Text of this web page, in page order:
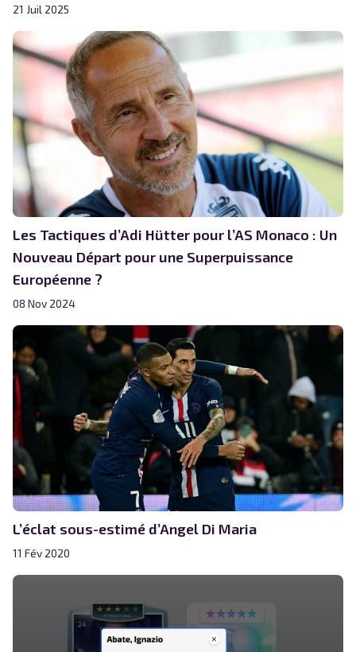
21 Juil 2025
Les Tactiques d’Adi Hütter pour l’AS Monaco : Un
Nouveau Départ pour une Superpuissance
Européenne ?
08 Nov 2024
L’éclat sous-estimé d’Angel Di Maria
11 Fév 2020